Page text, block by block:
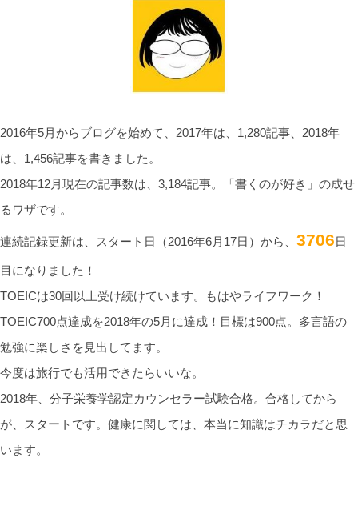
2016年5月からブログを始めて、2017年は、1,280記事、2018年
は、1,456記事を書きました。
2018年12月現在の記事数は、3,184記事。「書くのが好き」の成せ
るワザです。
連続記録更新は、スタート日（2016年6月17日）から、 3706日
目になりました！
TOEICは30回以上受け続けています。もはやライフワーク！
TOEIC700点達成を2018年の5月に達成！目標は900点。多言語の
勉強に楽しさを見出してます。
今度は旅行でも活用できたらいいな。
2018年、分子栄養学認定カウンセラー試験合格。合格してから
が、スタートです。健康に関しては、本当に知識はチカラだと思
います。